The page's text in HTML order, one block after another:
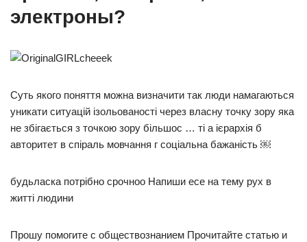
электроны?
Суть якого поняття можна визначити так люди намагаються
уникати ситуацій ізольованості через власну точку зору яка
не збігається з точкою зору більшос … ті а ієрархія б
авторитет в спіраль мовчання г соціальна бажаність ￼
будьласка потрібно срочноо Напиши есе на тему рух в
житті людини​
Прошу помогите с обществознанием Прочитайте статью и